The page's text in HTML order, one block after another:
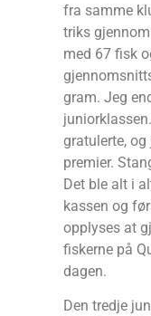
fra samme
triks
med 67 fisk
gram. Jeg
gratulerte,
premier.
Det ble alt i
kassen og
opplyses at
fiskerne på
dagen.
Den tredje